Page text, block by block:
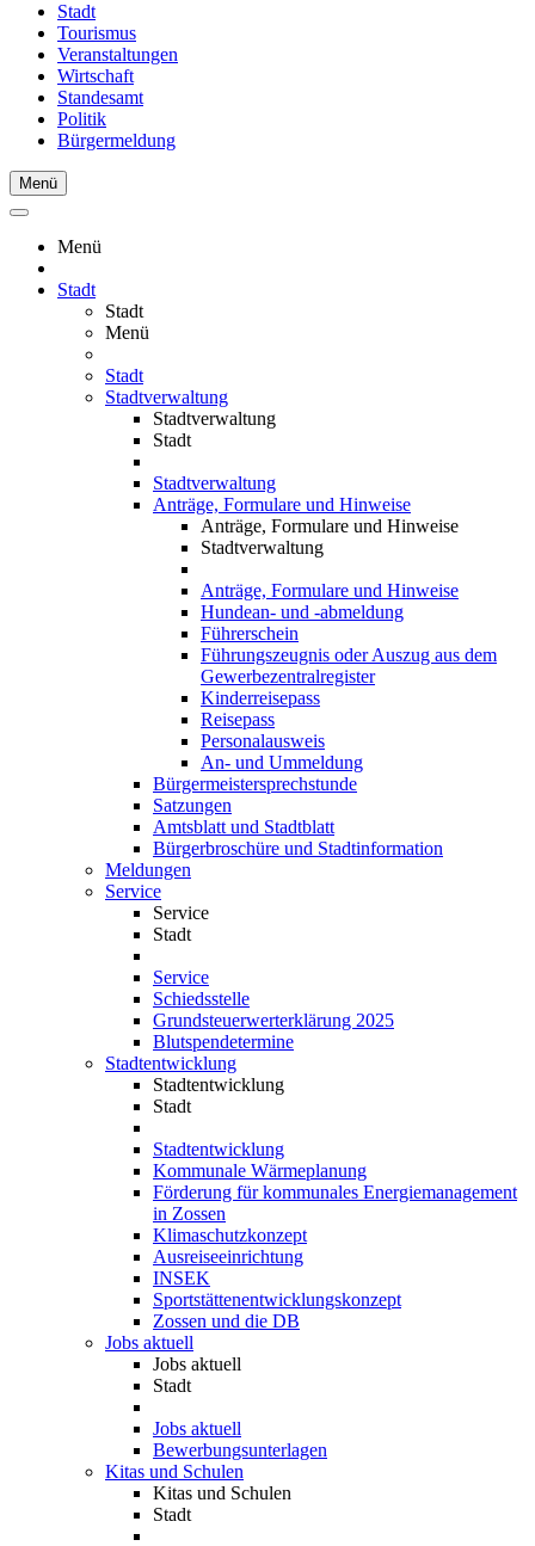
Stadt
Tourismus
Veranstaltungen
Wirtschaft
Standesamt
Politik
Bürgermeldung
Menü
Menü
Stadt
Stadt
Menü
Stadt
Stadtverwaltung
Stadtverwaltung
Stadt
Stadtverwaltung
Anträge, Formulare und Hinweise
Anträge, Formulare und Hinweise
Stadtverwaltung
Anträge, Formulare und Hinweise
Hundean- und -abmeldung
Führerschein
Führungszeugnis oder Auszug aus dem
Gewerbezentralregister
Kinderreisepass
Reisepass
Personalausweis
An- und Ummeldung
Bürgermeistersprechstunde
Satzungen
Amtsblatt und Stadtblatt
Bürgerbroschüre und Stadtinformation
Meldungen
Service
Service
Stadt
Service
Schiedsstelle
Grundsteuerwerterklärung 2025
Blutspendetermine
Stadtentwicklung
Stadtentwicklung
Stadt
Stadtentwicklung
Kommunale Wärmeplanung
Förderung für kommunales Energiemanagement
in Zossen
Klimaschutzkonzept
Ausreiseeinrichtung
INSEK
Sportstättenentwicklungskonzept
Zossen und die DB
Jobs aktuell
Jobs aktuell
Stadt
Jobs aktuell
Bewerbungsunterlagen
Kitas und Schulen
Kitas und Schulen
Stadt